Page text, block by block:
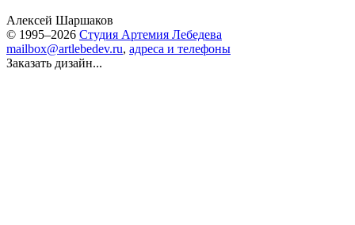
Алексей Шаршаков
© 1995–2026 Студия Артемия Лебедева
mailbox@artlebedev.ru, адреса и телефоны
Заказать дизайн...